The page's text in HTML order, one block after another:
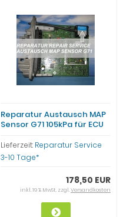
Reparatur Austausch MAP
Sensor G71 105kPa für ECU
348877AA VW T4 BUS AAC
Lieferzeit: Reparatur Service
3-10 Tage*
178,50 EUR
inkl. 19 % MwSt. zzgl.Versandkosten